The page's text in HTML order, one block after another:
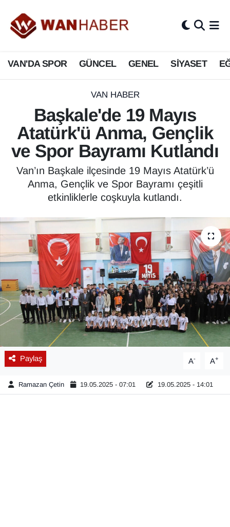
VAN'DA SPOR GÜNCEL GENEL SİYASET
VAN HABER
Başkale'de 19 Mayıs
Atatürk'ü Anma, Gençlik
ve Spor Bayramı Kutlandı
Van’ın Başkale ilçesinde 19 Mayıs Atatürk’ü
Anma, Gençlik ve Spor Bayramı çeşitli
etkinliklerle coşkuyla kutlandı.
Paylaş A- A+
Ramazan Çetin 19.05.2025 - 07:01 19.05.2025 - 14:01
3.SAYFA
ASAYİŞ
BİLİM VE TEKNOLOJİ
Biyografi
Bölge Haberleri
ÇEVRE
Deprem
Dernekler, Odalar
Diğer
DÜNYA
EĞİTİM
EKONOMİ
Eleman
Van Nöbetçi Eczaneler
Van Hava Durumu
Van Namaz Vakitleri
Van Trafik Yoğunluk Haritası
Süper Lig Puan Durumu ve Fikstür
Tüm Manşetler
Son Dakika Haberleri
Haber Arşivi